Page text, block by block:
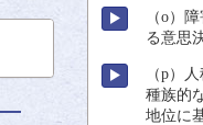
（o）
る意思
（p）
種族的
地位に